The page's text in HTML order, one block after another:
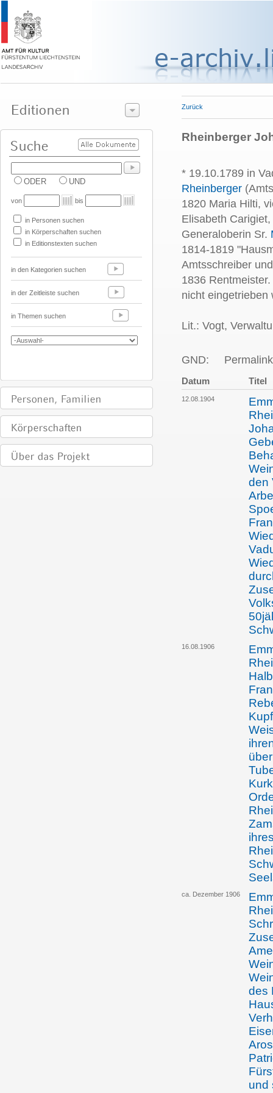
ODER UND
von bis
in Personen suchen
in Körperschaften suchen
in Editionstexten suchen
in den Kategorien suchen
in der Zeitleiste suchen
in Themen suchen
Zurück
Rheinberger
* 19.10.1789 in
Rheinberger
1820 Maria Hilti,
Elisabeth
Generaloberin Sr.
1814-1819
Amtsschreiber
1836
nicht eingetrieben
Lit.: Vogt,
GND:
Datum Titel
12.08.1904
den
16.08.1906
ca. Dezember 1906
des
und